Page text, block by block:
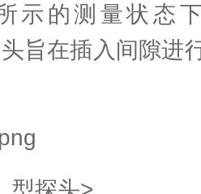
示的测量状态
头旨在插入间隙进